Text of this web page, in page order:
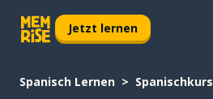
Jetzt lernen
Spanisch Lernen Spanischkurs